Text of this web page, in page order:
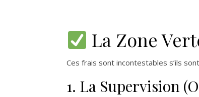
La Zone
Ces frais sont incontestables s’ils
1. La Supervision